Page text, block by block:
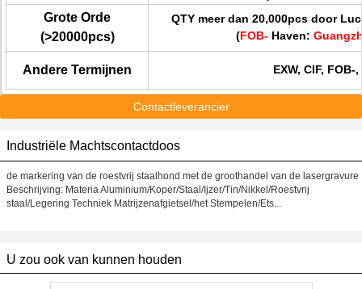
Grote Orde
(>20000pcs)
QTY meer dan 20,000pcs door
(FOB-Haven:
Andere Termijnen EXW, CIF, FOB-
Contactleverancier
Industriële Machtscontactdoos
de markering van de roestvrij staalhond met de groothandel van de lasergravure
Beschrijving: Materia Aluminium/Koper/Staal/Ijzer/Tin/Nikkel/Roestvrij
staal/Legering Techniek Matrijzenafgietsel/het Stempelen/Ets...
U zou ook van kunnen houden